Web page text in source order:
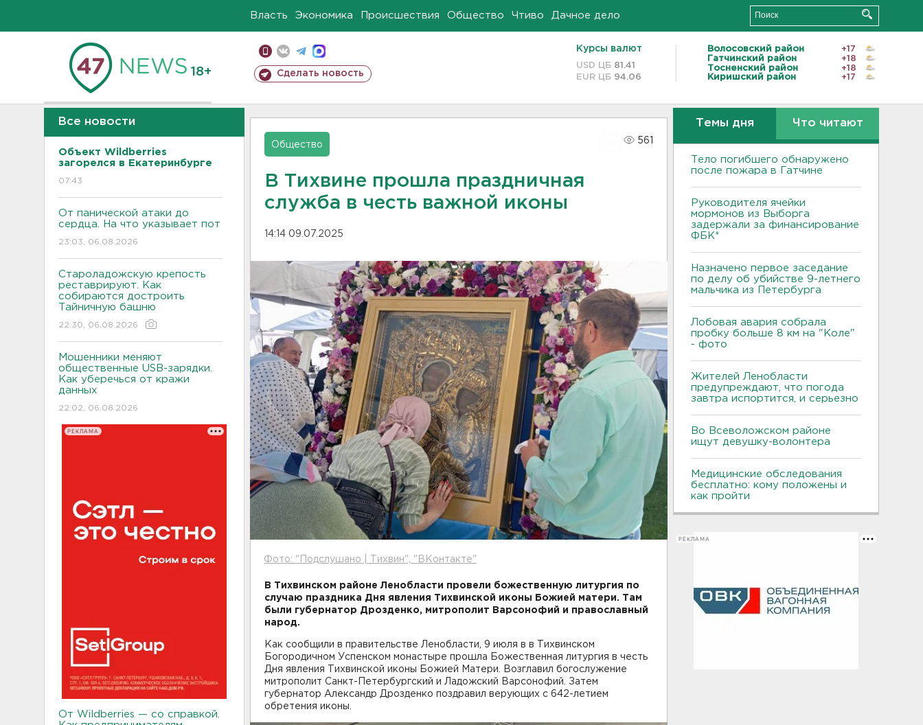
Власть Экономика Происшествия Общество Чтиво Дачное дело
18+ Сделать новость
Курсы валют
USD ЦБ 81.41
EUR ЦБ 94.06
Волосовский район
+17
Гатчинский район
+18
Тосненский район
+18
Киришский район
+17
Все новости
Объект Wildberries
загорелся в Екатеринбурге
07:43
От панической атаки до
сердца. На что указывает пот
23:03, 06.08.2026
Староладожскую крепость
реставрируют. Как
собираются достроить
Тайничную башню
22:30, 06.08.2026
Мошенники меняют
общественные USB-зарядки.
Как уберечься от кражи
данных
22:02, 06.08.2026
РЕКЛАМА
От Wildberries — со справкой.
Общество
561
В Тихвине прошла праздничная
служба в честь важной иконы
14:14 09.07.2025
Фото: "Подслушано | Тихвин", "ВКонтакте"
В Тихвинском районе Ленобласти провели божественную литургия по
случаю праздника Дня явления Тихвинской иконы Божией матери. Там
были губернатор Дрозденко, митрополит Варсонофий и православный
народ.
Как сообщили в правительстве Ленобласти, 9 июля в в Тихвинском
Богородичном Успенском монастыре прошла Божественная литургия в честь
Дня явления Тихвинской иконы Божией Матери. Возглавил богослужение
митрополит Санкт-Петербургский и Ладожский Варсонофий. Затем
губернатор Александр Дрозденко поздравил верующих с 642-летием
обретения иконы.
Темы дня Что читают
Тело погибшего обнаружено
после пожара в Гатчине
Руководителя ячейки
мормонов из Выборга
задержали за финансирование
ФБК*
Назначено первое заседание
по делу об убийстве 9-летнего
мальчика из Петербурга
Лобовая авария собрала
пробку больше 8 км на "Коле"
- фото
Жителей Ленобласти
предупреждают, что погода
завтра испортится, и серьезно
Во Всеволожском районе
ищут девушку-волонтера
Медицинские обследования
бесплатно: кому положены и
как пройти
РЕКЛАМА